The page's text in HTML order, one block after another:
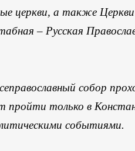
церкви, а также
– Русская
собор
пройти только в
событиями.